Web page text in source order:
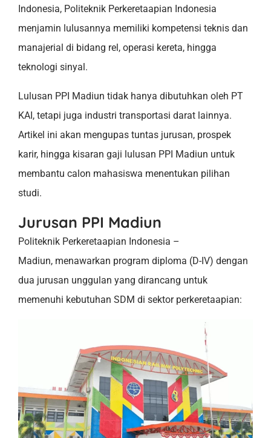
Indonesia, Politeknik Perkeretaapian Indonesia
menjamin lulusannya memiliki kompetensi teknis dan
manajerial di bidang rel, operasi kereta, hingga
teknologi sinyal.
Lulusan PPI Madiun tidak hanya dibutuhkan oleh PT
KAI, tetapi juga industri transportasi darat lainnya.
Artikel ini akan mengupas tuntas jurusan, prospek
karir, hingga kisaran gaji lulusan PPI Madiun untuk
membantu calon mahasiswa menentukan pilihan
studi.
Jurusan PPI Madiun
Politeknik Perkeretaapian Indonesia –
Madiun, menawarkan program diploma (D-IV) dengan
dua jurusan unggulan yang dirancang untuk
memenuhi kebutuhan SDM di sektor perkeretaapian: